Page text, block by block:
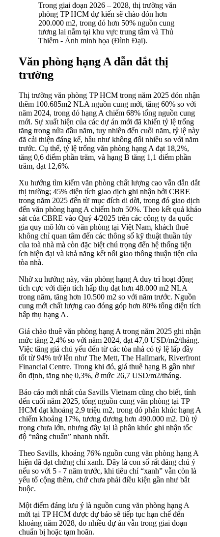
Trong giai đoạn 2026 – 2028, thị trường văn
phòng TP HCM dự kiến sẽ chào đón hơn
200.000 m2, trong đó hơn 50% nguồn cung
tương lai nằm tại khu vực trung tâm và Thủ
Thiêm - Ảnh minh họa (Đình Đại).
Văn phòng hạng A dẫn dắt thị
trường
Thị trường văn phòng TP HCM trong năm 2025 đón nhận
thêm 100.685m2 NLA nguồn cung mới, tăng 60% so với
năm 2024, trong đó hạng A chiếm 68% tổng nguồn cung
mới. Sự xuất hiện của các dự án mới đã khiến tỷ lệ trống
tăng trong nửa đầu năm, tuy nhiên đến cuối năm, tỷ lệ này
đã cải thiện đáng kể, hầu như không đổi nhiều so với năm
trước. Cụ thể, tỷ lệ trống văn phòng hạng A đạt 18,2%,
tăng 0,6 điểm phần trăm, và hạng B tăng 1,1 điểm phần
trăm, đạt 12,6%.
Xu hướng tìm kiếm văn phòng chất lượng cao vẫn dẫn dắt
thị trường; 45% diện tích giao dịch ghi nhận bởi CBRE
trong năm 2025 đến từ mục đích di dời, trong đó giao dịch
đến văn phòng hạng A chiếm hơn 50%. Theo kết quả khảo
sát của CBRE vào Quý 4/2025 trên các công ty đa quốc
gia quy mô lớn có văn phòng tại Việt Nam, khách thuê
không chỉ quan tâm đến các thông số kỹ thuật thuần túy
của toà nhà mà còn đặc biệt chú trọng đến hệ thống tiện
ích hiện đại và khả năng kết nối giao thông thuận tiện của
tòa nhà.
Nhờ xu hướng này, văn phòng hạng A duy trì hoạt động
tích cực với diện tích hấp thụ đạt hơn 48.000 m2 NLA
trong năm, tăng hơn 10.500 m2 so với năm trước. Nguồn
cung mới chất lượng cao đóng góp hơn 80% tổng diện tích
hấp thụ hạng A.
Giá chào thuê văn phòng hạng A trong năm 2025 ghi nhận
mức tăng 2,4% so với năm 2024, đạt 47,0 USD/m2/tháng.
Việc tăng giá chủ yếu đến từ các tòa nhà có tỷ lệ lấp đầy
tốt từ 94% trở lên như The Mett, The Hallmark, Riverfront
Financial Centre. Trong khi đó, giá thuê hạng B gần như
ổn định, tăng nhẹ 0,3%, ở mức 26,7 USD/m2/tháng.
Báo cáo mới nhất của Savills Vietnam cũng cho biết, tính
đến cuối năm 2025, tổng nguồn cung văn phòng tại TP
HCM đạt khoảng 2,9 triệu m2, trong đó phân khúc hạng A
chiếm khoảng 17%, tương đương hơn 490.000 m2. Dù tỷ
trọng chưa lớn, nhưng đây lại là phân khúc ghi nhận tốc
độ “nâng chuẩn” nhanh nhất.
Theo Savills, khoảng 76% nguồn cung văn phòng hạng A
hiện đã đạt chứng chỉ xanh. Đây là con số rất đáng chú ý
nếu so với 5 - 7 năm trước, khi tiêu chí “xanh” vẫn còn là
yếu tố cộng thêm, chứ chưa phải điều kiện gần như bắt
buộc.
Một điểm đáng lưu ý là nguồn cung văn phòng hạng A
mới tại TP HCM được dự báo sẽ tiếp tục hạn chế đến
khoảng năm 2028, do nhiều dự án vẫn trong giai đoạn
chuẩn bị hoặc tạm hoãn.